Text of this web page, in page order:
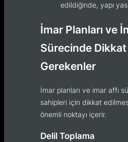
edildiğinde, yapı
İmar Planları ve
Sürecinde
Gerekenler
İmar planları ve imar affı
sahipleri için dikkat
önemli noktayı içerir.
Delil Toplama